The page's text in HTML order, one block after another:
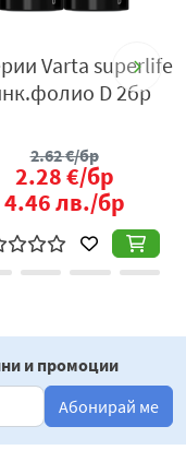
Varta superlife
D 2бр
2.62€/бр
2.28€/бр
4.46лв./бр
и промоции
Абонирай ме